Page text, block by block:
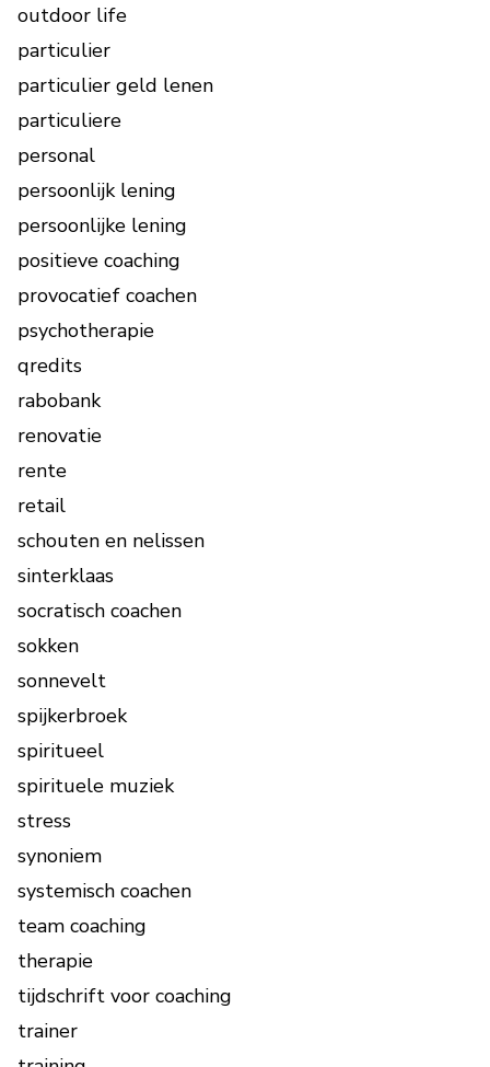
outdoor life
particulier
particulier geld lenen
particuliere
personal
persoonlijk lening
persoonlijke lening
positieve coaching
provocatief coachen
psychotherapie
qredits
rabobank
renovatie
rente
retail
schouten en nelissen
sinterklaas
socratisch coachen
sokken
sonnevelt
spijkerbroek
spiritueel
spirituele muziek
stress
synoniem
systemisch coachen
team coaching
therapie
tijdschrift voor coaching
trainer